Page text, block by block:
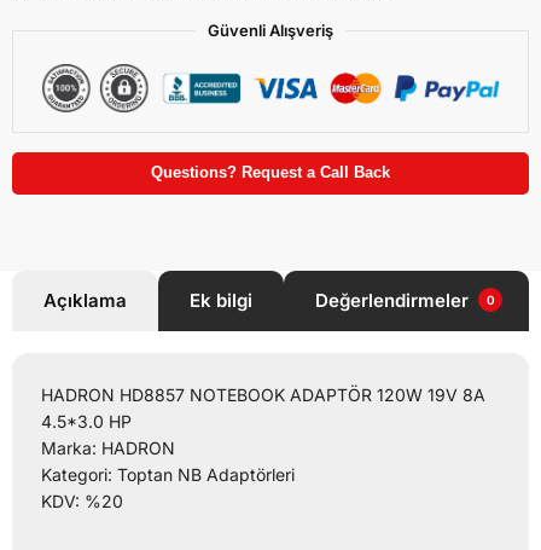
Güvenli Alışveriş
Questions? Request a Call Back
Açıklama Ek bilgi Değerlendirmeler 0
HADRON HD8857 NOTEBOOK ADAPTÖR 120W 19V 8A
4.5*3.0 HP
Marka: HADRON
Kategori: Toptan NB Adaptörleri
KDV: %20